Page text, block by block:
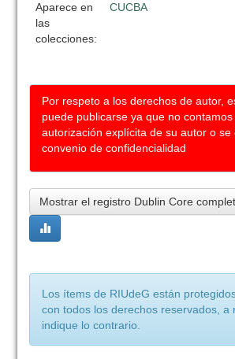
Aparece en
las
colecciones:
CUCBA
Por respeto a los derechos de autor,
puede publicarse ya que no contamos
autorización explícita de su autor o se
convenio de confidencialidad
Mostrar el registro Dublin Core
Los ítems de RIUdeG están
con todos los derechos reservados, a
indique lo contrario.